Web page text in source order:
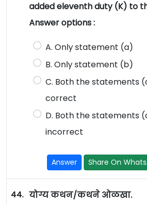
added eleventh duty (K) to
Answer options :
A. Only statement (a)
B. Only statement (b)
C. Both the statements
correct
D. Both the statements
incorrect
Answer Share On
44. योग्य कथन/कथने ओळखा.